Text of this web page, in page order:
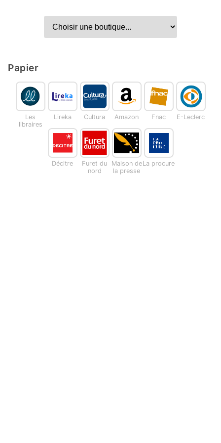
Papier
Les
libraires
Lireka Cultura Amazon Fnac E-Leclerc
Décitre
Furet du
nord
Maison de
la presse
La procure